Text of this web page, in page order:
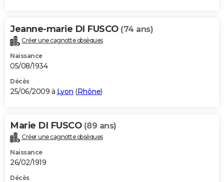
Jeanne-marie DI FUSCO (74 ans)
Créer une cagnotte obsèques
Naissance
05/08/1934
Décès
25/06/2009 à Lyon (Rhône)
Marie DI FUSCO (89 ans)
Créer une cagnotte obsèques
Naissance
26/02/1919
Décès